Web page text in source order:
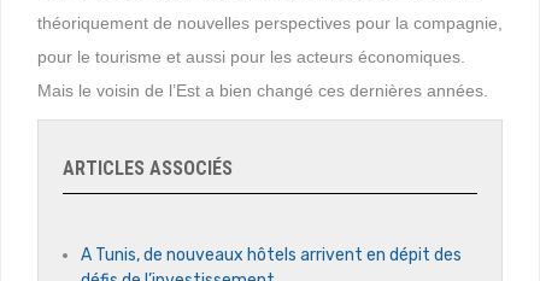
théoriquement de nouvelles perspectives pour la compagnie,
pour le tourisme et aussi pour les acteurs économiques.
Mais le voisin de l’Est a bien changé ces dernières années.
ARTICLES ASSOCIÉS
A Tunis, de nouveaux hôtels arrivent en dépit des